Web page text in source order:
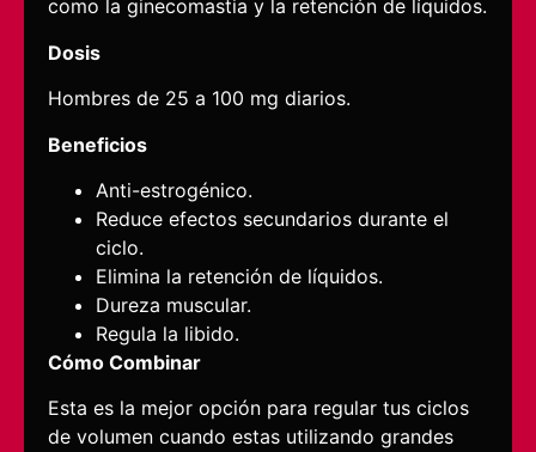
como la ginecomastia y la retención de líquidos.
Dosis
Hombres de 25 a 100 mg diarios.
Beneficios
Anti-estrogénico.
Reduce efectos secundarios durante el
ciclo.
Elimina la retención de líquidos.
Dureza muscular.
Regula la libido.
Cómo Combinar
Esta es la mejor opción para regular tus ciclos
de volumen cuando estas utilizando grandes